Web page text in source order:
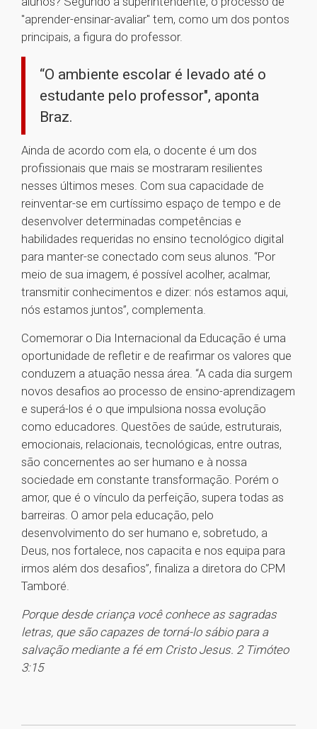
"aprender-ensinar-avaliar'' tem, como um dos pontos
principais, a figura do professor.
“O ambiente escolar é levado até o
estudante pelo professor", aponta
Braz.
Ainda de acordo com ela, o docente é um dos
profissionais que mais se mostraram resilientes
nesses últimos meses. Com sua capacidade de
reinventar-se em curtíssimo espaço de tempo e de
desenvolver determinadas competências e
habilidades requeridas no ensino tecnológico digital
para manter-se conectado com seus alunos. “Por
meio de sua imagem, é possível acolher, acalmar,
transmitir conhecimentos e dizer: nós estamos aqui,
nós estamos juntos”, complementa.
Comemorar o Dia Internacional da Educação é uma
oportunidade de refletir e de reafirmar os valores que
conduzem a atuação nessa área. “A cada dia surgem
novos desafios ao processo de ensino-aprendizagem
e superá-los é o que impulsiona nossa evolução
como educadores. Questões de saúde, estruturais,
emocionais, relacionais, tecnológicas, entre outras,
são concernentes ao ser humano e à nossa
sociedade em constante transformação. Porém o
amor, que é o vínculo da perfeição, supera todas as
barreiras. O amor pela educação, pelo
desenvolvimento do ser humano e, sobretudo, a
Deus, nos fortalece, nos capacita e nos equipa para
irmos além dos desafios”, finaliza a diretora do CPM
Tamboré.
Porque desde criança você conhece as sagradas
letras, que são capazes de torná-lo sábio para a
salvação mediante a fé em Cristo Jesus. 2 Timóteo
3:15